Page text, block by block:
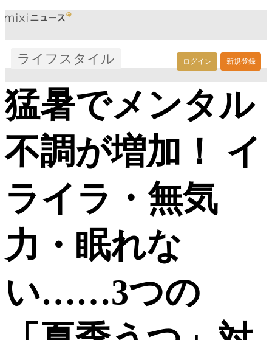
ログイン 新規登録
ライフスタイル
猛暑でメンタル
不調が増加！ イ
ライラ・無気
力・眠れな
い……3つの